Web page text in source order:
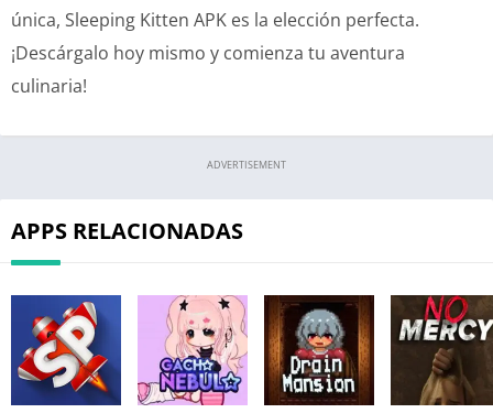
única, Sleeping Kitten APK es la elección perfecta.
¡Descárgalo hoy mismo y comienza tu aventura
culinaria!
ADVERTISEMENT
APPS RELACIONADAS